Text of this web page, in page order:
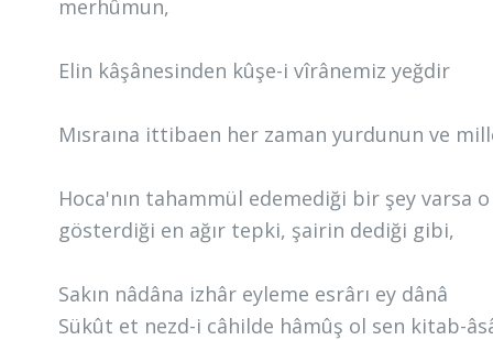
merhûmun,
Elin kâşânesinden kûşe-i vîrânemiz yeğdir
Mısraına ittibaen her zaman yurdunun ve
Hoca'nın tahammül edemediği bir şey varsa
gösterdiği en ağır tepki, şairin dediği gibi,
Sakın nâdâna izhâr eyleme esrârı ey dânâ
Sükût et nezd-i câhilde hâmûş ol sen kitab-